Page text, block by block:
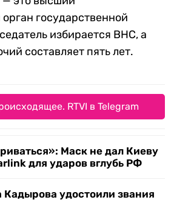
государственной
избирается ВНС, а
составляет пять лет.
RTVI в Telegram
Маск не дал Киеву
для ударов вглубь РФ
удостоили звания